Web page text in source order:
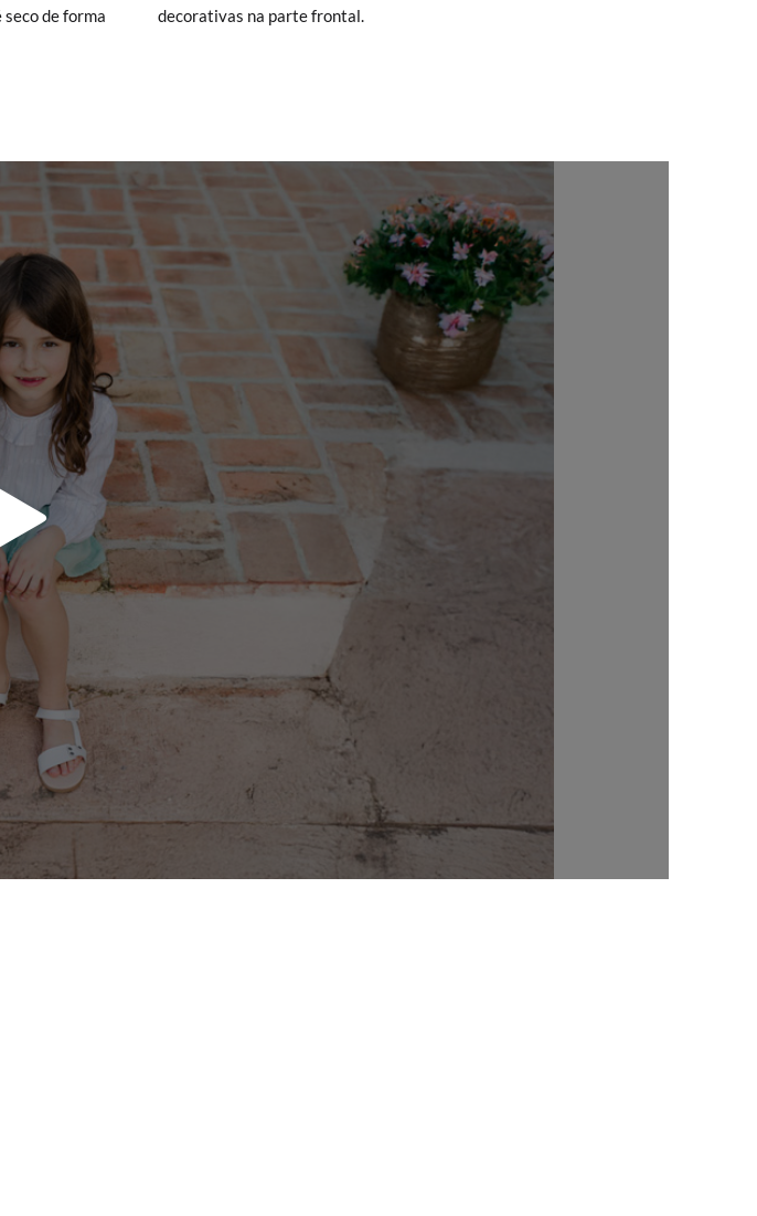
de forma
decorativas na parte frontal.
und geben Sie Ihre Bestellnummer sowie die beim Kauf verwendete E-
Ihnen dann automatisch an Ihr Postfach gesendet.
Sie bitte Ihr ursprüngliches Paar unter Verwendung des bereitgestellten
Sie eine neue Bestellung für die gewünschte Größe oder den